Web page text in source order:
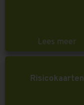
Lees meer
Risicokaarten